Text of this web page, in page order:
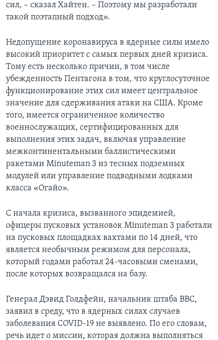
сил, – сказал Хайтен. – Поэтому мы разработали
такой поэтапный подход».
Недопущение коронавируса в ядерные силы имело
высокий приоритет с самых первых дней кризиса.
Тому есть несколько причин, в том числе
убежденность Пентагона в том, что круглосуточное
функционирование этих сил имеет центральное
значение для сдерживания атаки на США. Кроме
того, имеется ограниченное количество
военнослужащих, сертифицированных для
выполнения этих задач, включая управление
межконтинентальными баллистическими
ракетами Minuteman 3 из тесных подземных
модулей или управление подводными лодками
класса «Огайо».
С начала кризиса, вызванного эпидемией,
офицеры пусковых установок Minuteman 3 работали
на пусковых площадках вахтами по 14 дней, что
является необычным режимом для персонала,
который годами работал 24-часовыми сменами,
после которых возвращался на базу.
Генерал Дэвид Голдфейн, начальник штаба ВВС,
заявил в среду, что в ядерных силах случаев
заболевания COVID-19 не выявлено. По его словам,
речь идет о миссии, которая должна выполняться